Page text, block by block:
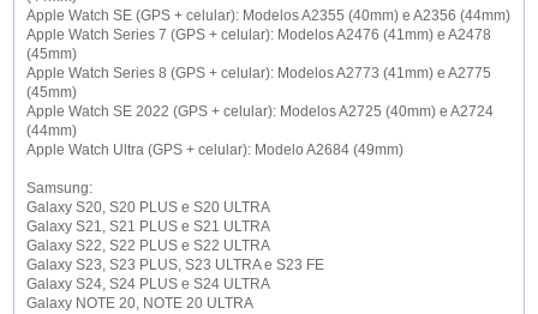
Apple Watch SE (GPS + celular): Modelos A2355 (40mm) e A2356 (44mm)
Apple Watch Series 7 (GPS + celular): Modelos A2476 (41mm) e A2478
(45mm)
Apple Watch Series 8 (GPS + celular): Modelos A2773 (41mm) e A2775
(45mm)
Apple Watch SE 2022 (GPS + celular): Modelos A2725 (40mm) e A2724
(44mm)
Apple Watch Ultra (GPS + celular): Modelo A2684 (49mm)
Samsung:
Galaxy S20, S20 PLUS e S20 ULTRA
Galaxy S21, S21 PLUS e S21 ULTRA
Galaxy S22, S22 PLUS e S22 ULTRA
Galaxy S23, S23 PLUS, S23 ULTRA e S23 FE
Galaxy S24, S24 PLUS e S24 ULTRA
Galaxy NOTE 20, NOTE 20 ULTRA